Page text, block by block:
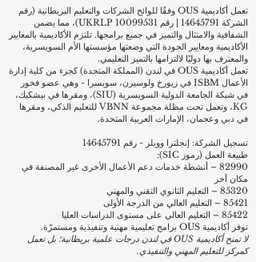
تعمل أكاديمية OUS وفقًا للوائح الشركات والتعليم البريطانية (رقم
الشركة 14645791 | رقم UKRLP 10099531)
، مما يضمن
الشفافية والامتثال والتميز في جميع برامجها. تلتزم الأكاديمية بالمعايير
الأكاديمية ومعايير الجودة التي وضعتها مؤسستها الأم السويسرية،
والمعترف بها دوليًا لالتزامها بالتميز التعليمي.
تعمل أكاديمية OUS في لندن (المملكة المتحدة) كجزء من كلية إدارة
الأعمال ISBM في زيورخ ولوسيرن، سويسرا - وهي عضو فخور
في شبكة الجامعة الدولية السويسرية (SIU)، ومقرها في بيشكيك،
KG، وتعمل تحت مظلة مجموعة VBNN للتعليم الذكي، ومقرها
في دبي وعجمان، الإمارات العربية المتحدة.
تسجيل الشركة: إنجلترا وويلز - رقم 14645791
طبيعة العمل (رموز SIC):
82990 – أنشطة خدمات دعم الأعمال الأخرى غير المصنفة في
مكان آخر
85320 – التعليم الثانوي التقني والمهني
85421 – التعليم العالي من الدرجة الأولى
85422 – التعليم العالي على مستوى الدراسات العليا
توفر أكاديمية OUS برامج تعليمية مهنية وتنفيذية ومستمرّة.
لا تمنح أكاديمية OUS في لندن درجات علمية بريطانية؛ بل تعمل
كمركز للتعليم المهني والتنفيذي.